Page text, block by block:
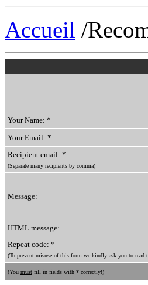
Accueil /
Your Name: *
Your Email: *
Recipient email: *
(Separate many recipients by comma)
Message:
HTML message:
Repeat code: *
(To prevent misuse of this form we kindly ask you to
(You must fill in fields with * correctly!)